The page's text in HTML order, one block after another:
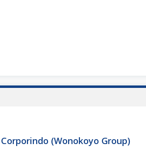
(Wonokoyo Group)